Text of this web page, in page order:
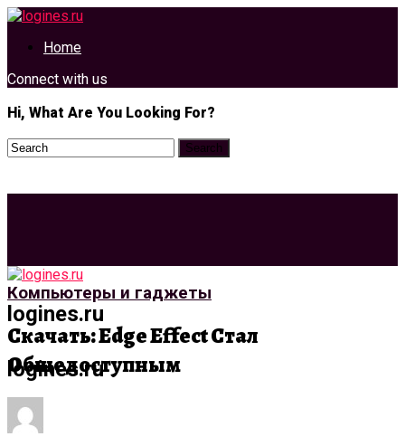
Home
Connect with us
Hi, What Are You Looking For?
logines.ru
logines.ru
Компьютеры и гаджеты
Скачать: Edge Effect Стал
Общедоступным